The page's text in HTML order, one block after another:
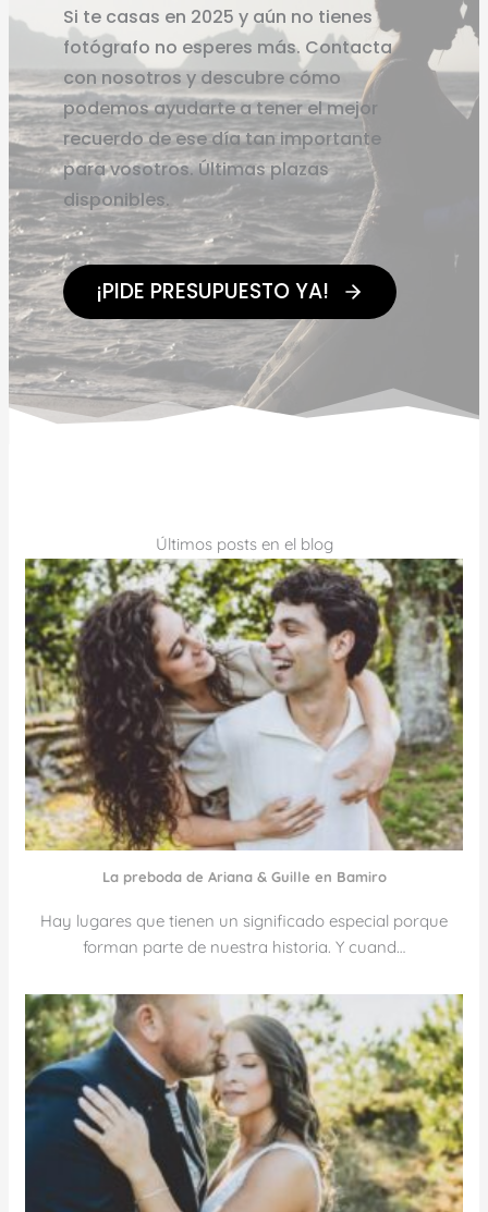
Si te casas en 2025 y aún no tienes
fotógrafo no esperes más. Contacta
con nosotros y descubre cómo
podemos ayudarte a tener el mejor
recuerdo de ese día tan importante
para vosotros. Últimas plazas
disponibles.
¡PIDE PRESUPUESTO YA!
Últimos posts en el blog
La preboda de Ariana & Guille en Bamiro
Hay lugares que tienen un significado especial porque
forman parte de nuestra historia. Y cuand…